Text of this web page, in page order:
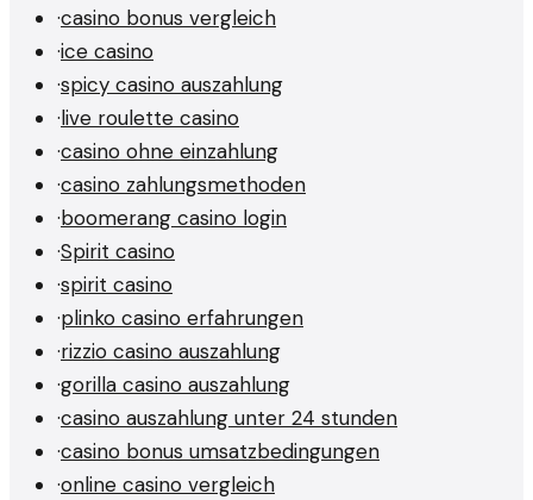
·casino bonus vergleich
·ice casino
·spicy casino auszahlung
·live roulette casino
·casino ohne einzahlung
·casino zahlungsmethoden
·boomerang casino login
·Spirit casino
·spirit casino
·plinko casino erfahrungen
·rizzio casino auszahlung
·gorilla casino auszahlung
·casino auszahlung unter 24 stunden
·casino bonus umsatzbedingungen
·online casino vergleich